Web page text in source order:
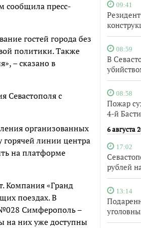
09:41
08:59
В
08:58
Пожар
4-й
6 августа
17:02
рублей
13:14
сообщила пресс-
гостей города без
политики. Также
– сказано в
Севастополя с
организованных
горячей линии центра
на платформе
Компания «Гранд
поездах. В
№028 Симферополь –
на них уже доступны